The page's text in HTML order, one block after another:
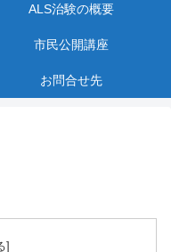
ALS治験の概要
市民公開講座
お問合せ先